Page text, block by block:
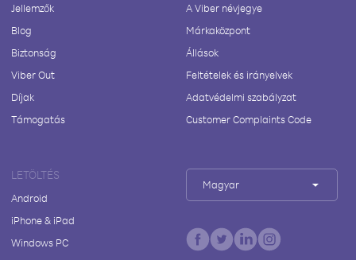
Jellemzők
Blog
Biztonság
Viber Out
Díjak
Támogatás
A Viber névjegye
Márkaközpont
Állások
Feltételek és irányelvek
Adatvédelmi szabályzat
Customer Complaints Code
LETÖLTÉS
Android
iPhone & iPad
Windows PC
Magyar